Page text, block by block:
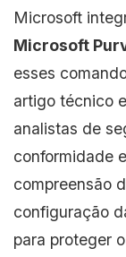
Microsoft
Microsoft
esses
artigo técnico
analistas de
conformidade
compreensão
configuração
para proteger